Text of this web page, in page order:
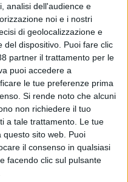
analisi dell'audience e
noi e i nostri
di geolocalizzazione e
del dispositivo. Puoi fare clic
partner il trattamento per le
puoi accedere a
le tue preferenze prima
Si rende noto che alcuni
non richiedere il tuo
a tale trattamento. Le tue
questo sito web. Puoi
il consenso in qualsiasi
facendo clic sul pulsante
(Guardare in diretta)
NOW
FC Barcelona PPV YouTube
FC Barcelona PPV YouTube